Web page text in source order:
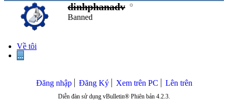
dinhphanadv
Banned
Về tôi
...
Đăng nhập Đăng Ký Xem trên PC Lên trên
Diễn đàn sử dụng vBulletin® Phiên bản 4.2.3.